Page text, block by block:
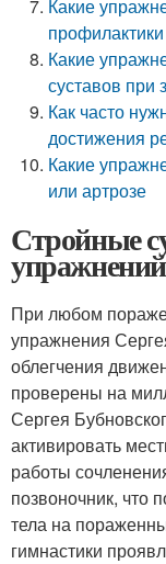
Какие
Какие
суставов при
Как часто
достижения
Какие
или артрозе
Стройные
При любом
упражнения
облегчения
проверены на
Сергея
активировать
работы
позвоночник, что
тела на
гимнастики